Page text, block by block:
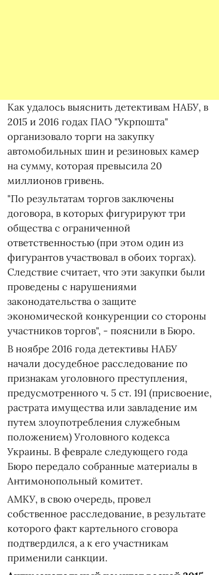
Как удалось выяснить детективам НАБУ, в
2015 и 2016 годах ПАО "Укрпошта"
организовало торги на закупку
автомобильных шин и резиновых камер
на сумму, которая превысила 20
миллионов гривень.
"По результатам торгов заключены
договора, в которых фигурируют три
общества с ограниченной
ответственностью (при этом один из
фигурантов участвовал в обоих торгах).
Следствие считает, что эти закупки были
проведены с нарушениями
законодательства о защите
экономической конкуренции со стороны
участников торгов", - пояснили в Бюро.
В ноябре 2016 года детективы НАБУ
начали досудебное расследование по
признакам уголовного преступления,
предусмотренного ч. 5 ст. 191 (присвоение,
растрата имущества или завладение им
путем злоупотребления служебным
положением) Уголовного кодекса
Украины. В феврале следующего года
Бюро передало собранные материалы в
Антимонопольный комитет.
АМКУ, в свою очередь, провел
собственное расследование, в результате
которого факт картельного сговора
подтвердился, а к его участникам
применили санкции.